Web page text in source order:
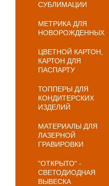
СУБЛИМАЦИИ
МЕТРИКА ДЛЯ
НОВОРОЖДЕННЫХ
ЦВЕТНОЙ КАРТОН,
КАРТОН ДЛЯ
ПАСПАРТУ
ТОППЕРЫ ДЛЯ
КОНДИТЕРСКИХ
ИЗДЕЛИЙ
МАТЕРИАЛЫ ДЛЯ
ЛАЗЕРНОЙ
ГРАВИРОВКИ
"ОТКРЫТО" -
СВЕТОДИОДНАЯ
ВЫВЕСКА